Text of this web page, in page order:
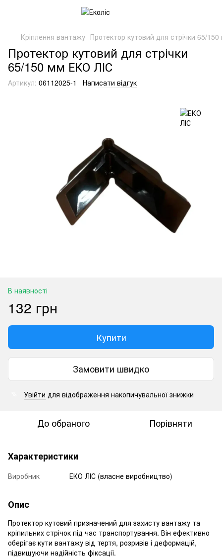
Кріплення вантажу Протектор кутовий для стрічки 65/
Протектор кутовий для стрічки
65/150 мм ЕКО ЛІС
Артикул: 06112025-1 Написати відгук
В наявності
132 грн
Купити
Замовити швидко
Увійти для відображення накопичувальної знижки
До обраного Порівняти
Характеристики
Виробник ЕКО ЛІС (власне виробництво)
Опис
Протектор кутовий призначений для захисту вантажу та
кріпильних стрічок під час транспортування. Він ефективно
оберігає кути вантажу від тертя, розривів і деформацій,
підвищуючи надійність фіксації.